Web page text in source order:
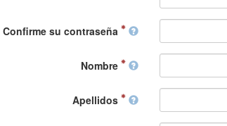
Confirme su contraseña
Nombre
Apellidos